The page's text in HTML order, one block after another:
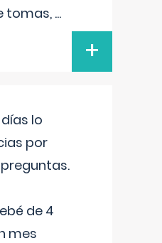
tomas, ...
+
lo
por
de 4
mes